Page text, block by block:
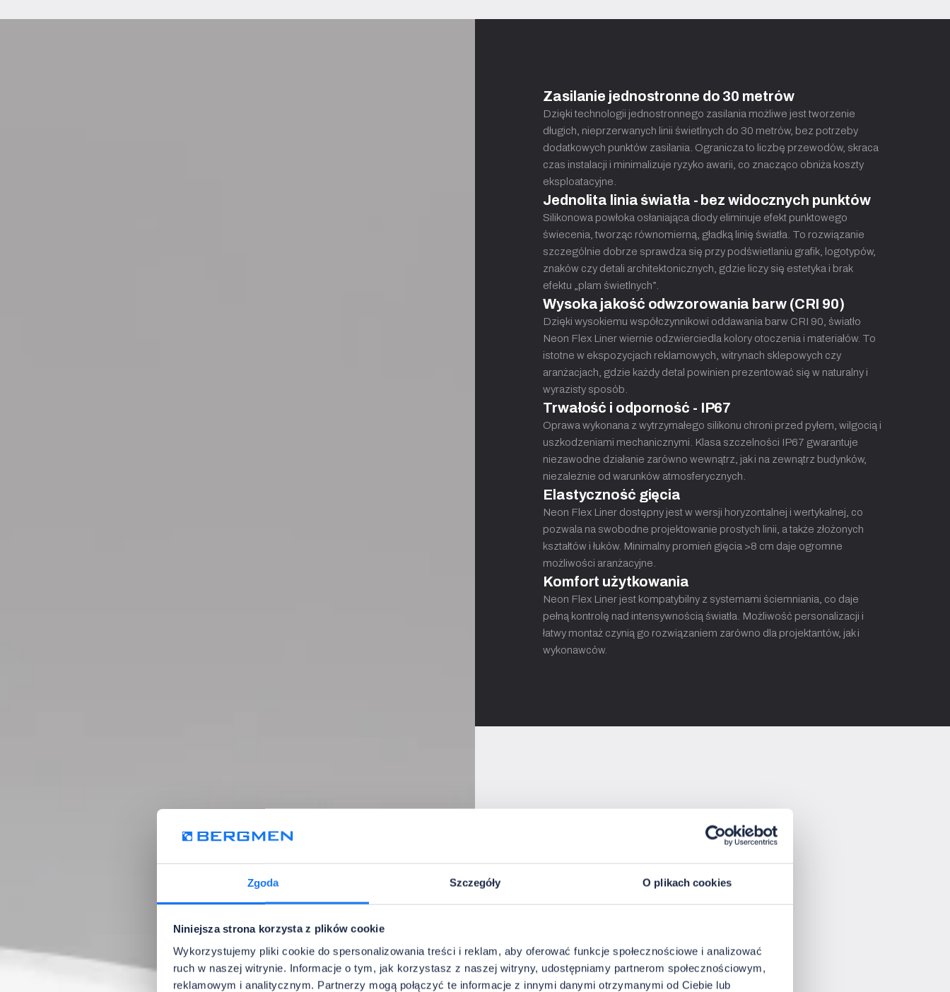
Zgoda Szczegóły O plikach cookies
Niniejsza strona korzysta z plików cookie
Wykorzystujemy pliki cookie do spersonalizowania treści i reklam, aby oferować funkcje społecznościowe i analizować
ruch w naszej witrynie. Informacje o tym, jak korzystasz z naszej witryny, udostępniamy partnerom społecznościowym,
reklamowym i analitycznym. Partnerzy mogą połączyć te informacje z innymi danymi otrzymanymi od Ciebie lub
Zasilanie jednostronne do 30 metrów
Dzięki technologii jednostronnego zasilania możliwe jest tworzenie
długich, nieprzerwanych linii świetlnych do 30 metrów, bez potrzeby
dodatkowych punktów zasilania. Ogranicza to liczbę przewodów, skraca
czas instalacji i minimalizuje ryzyko awarii, co znacząco obniża koszty
eksploatacyjne.
Jednolita linia światła - bez widocznych punktów
Silikonowa powłoka osłaniająca diody eliminuje efekt punktowego
świecenia, tworząc równomierną, gładką linię światła. To rozwiązanie
szczególnie dobrze sprawdza się przy podświetlaniu grafik, logotypów,
znaków czy detali architektonicznych, gdzie liczy się estetyka i brak
efektu „plam świetlnych”.
Wysoka jakość odwzorowania barw (CRI 90)
Dzięki wysokiemu współczynnikowi oddawania barw CRI 90, światło
Neon Flex Liner wiernie odzwierciedla kolory otoczenia i materiałów. To
istotne w ekspozycjach reklamowych, witrynach sklepowych czy
aranżacjach, gdzie każdy detal powinien prezentować się w naturalny i
wyrazisty sposób.
Trwałość i odporność - IP67
Oprawa wykonana z wytrzymałego silikonu chroni przed pyłem, wilgocią i
uszkodzeniami mechanicznymi. Klasa szczelności IP67 gwarantuje
niezawodne działanie zarówno wewnątrz, jak i na zewnątrz budynków,
niezależnie od warunków atmosferycznych.
Elastyczność gięcia
Neon Flex Liner dostępny jest w wersji horyzontalnej i wertykalnej, co
pozwala na swobodne projektowanie prostych linii, a także złożonych
kształtów i łuków. Minimalny promień gięcia >8 cm daje ogromne
możliwości aranżacyjne.
Komfort użytkowania
Neon Flex Liner jest kompatybilny z systemami ściemniania, co daje
pełną kontrolę nad intensywnością światła. Możliwość personalizacji i
łatwy montaż czynią go rozwiązaniem zarówno dla projektantów, jak i
wykonawców.